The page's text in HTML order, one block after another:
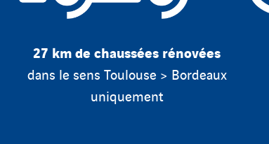
27 km de chaussées rénovées
dans le sens Toulouse > Bordeaux
uniquement